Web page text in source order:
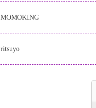
MOMOKING
ritsuyo